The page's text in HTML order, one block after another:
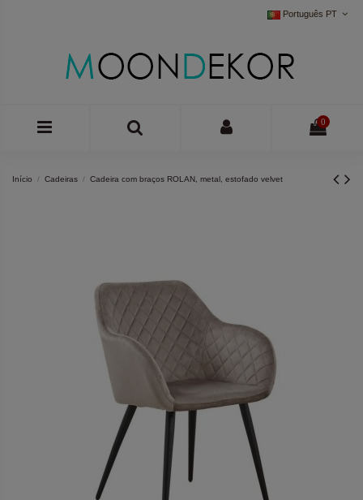
Português PT
0
Início Cadeiras Cadeira com braços ROLAN, metal, estofado velvet